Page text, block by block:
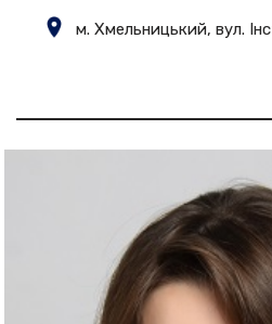
м. Хмельницький, вул.